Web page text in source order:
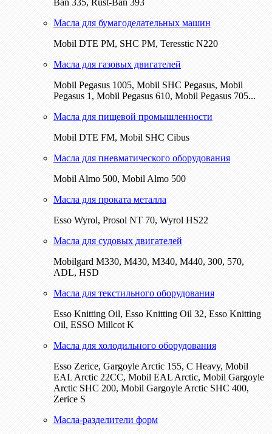
Ban 335, Rust-Ban 393
Масла для бумагоделательных машин
Mobil DTE РМ, SHC PM, Teresstic N220
Масла для газовых двигателей
Mobil Pegasus 1005, Mobil SHC Pegasus, Mobil
Pegasus 1, Mobil Pegasus 610, Mobil Pegasus 705...
Масла для пищевой промышленности
Mobil DTE FM, Mobil SHC Cibus
Масла для пневматического оборудования
Mobil Almo 500, Mobil Almo 500
Масла для проката металла
Esso Wyrol, Prosol NT 70, Wyrol HS22
Масла для судовых двигателей
Mobilgard M330, M430, M340, M440, 300, 570,
ADL, HSD
Масла для текстильного оборудования
Esso Knitting Oil, Esso Knitting Oil 32, Esso Knitting
Oil, ESSO Millcot K
Масла для холодильного оборудования
Esso Zerice, Gargoyle Arctic 155, С Heavy, Mobil
EAL Arctic 22CC, Mobil EAL Arctic, Mobil Gargoyle
Arctic SHC 200, Mobil Gargoyle Arctic SHC 400,
Zerice S
Масла-разделители форм